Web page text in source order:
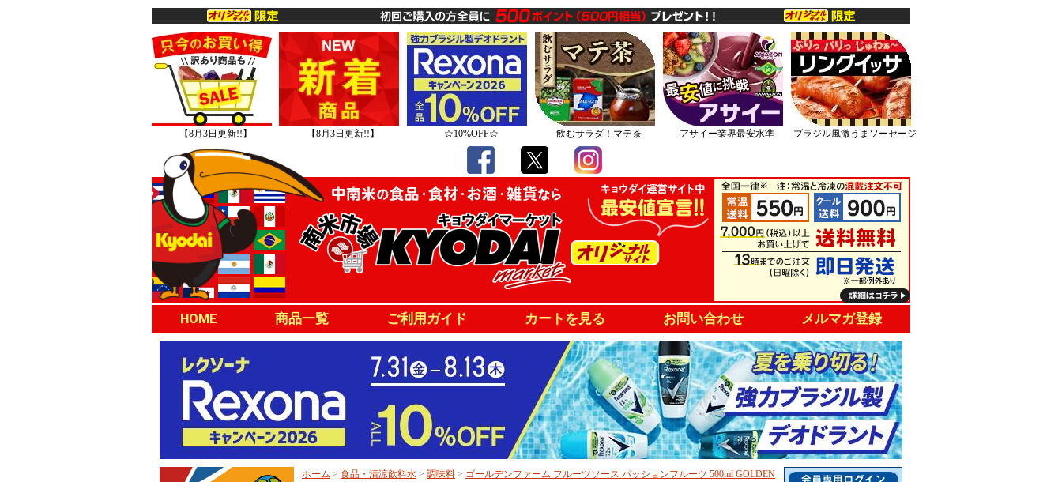
【8月3日更新!!】 【8月3日更新!!】 ☆10%OFF☆ 飲むサラダ！マテ茶 アサイー業界最安水準 ブラジル風激うまソーセージ
HOME 商品一覧 ご利用ガイド カートを見る お問い合わせ メルマガ登録
ホーム > 食品・清涼飲料水 > 調味料 > ゴールデンファーム フルーツソース パッションフルーツ 500ml GOLDEN